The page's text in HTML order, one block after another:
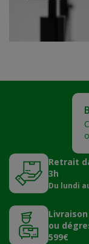
Retrait
3h
Du lundi
ou
599€